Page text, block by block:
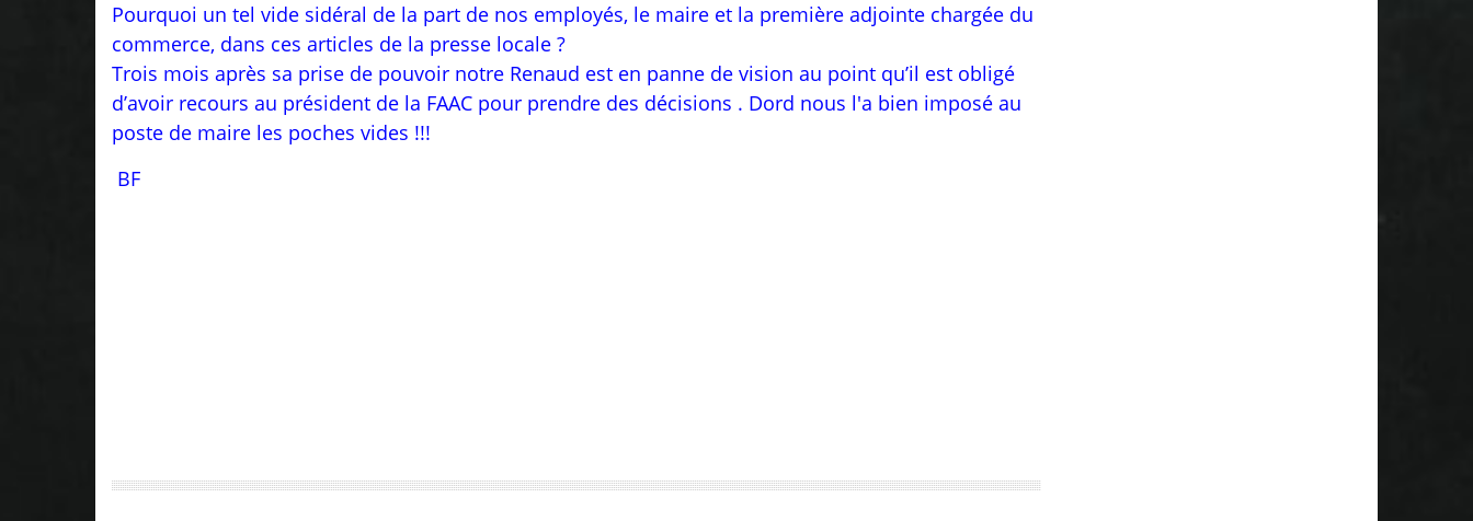
Pourquoi un tel vide sidéral de la part de nos employés, le maire et la première adjointe chargée du
commerce, dans ces articles de la presse locale ?
Trois mois après sa prise de pouvoir notre Renaud est en panne de vision au point qu’il est obligé
d’avoir recours au président de la FAAC pour prendre des décisions . Dord nous l'a bien imposé au
poste de maire les poches vides !!!
BF